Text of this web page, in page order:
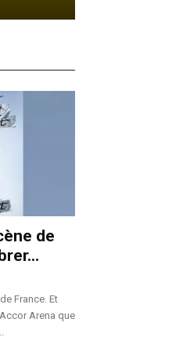
de
France. Et
Arena que